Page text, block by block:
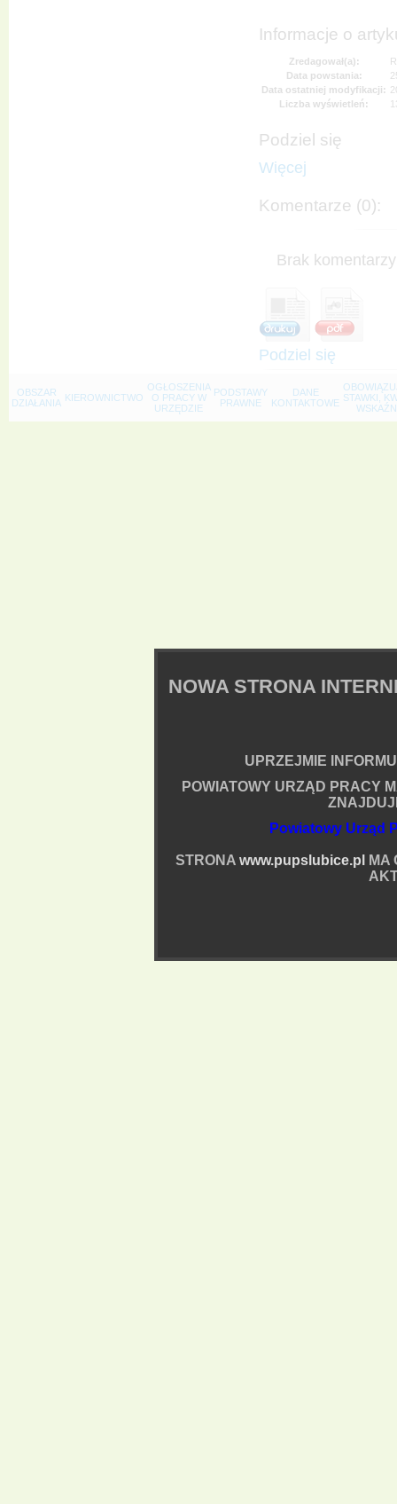
Informacje o
Zredagował(a):
Data powstania:
Data ostatniej modyfikacji:
Liczba wyświetleń:
Podziel się
Więcej
Komentarze (0):
Brak
Podziel się
OBSZAR
DZIAŁANIA KIEROWNICTWO
OGŁOSZENIA
O PRACY W
URZĘDZIE
PODSTAWY
PRAWNE
DANE
KONTAKTOWE STAWKI,
NOWA STRONA
UPRZEJMIE
POWIATOWY URZĄD PRACY
Powiatowy Urząd
STRONA www.pupslubice.pl
MA